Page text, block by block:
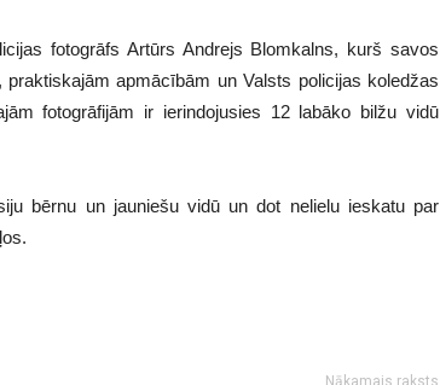
fotogrāfs Artūrs Andrejs Blomkalns, kurš savos
apmācībām un Valsts policijas koledžas
fotogrāfijām ir ierindojusies 12 labāko bilžu vidū
bērnu un jauniešu vidū un dot nelielu ieskatu par
Nākamais raksts